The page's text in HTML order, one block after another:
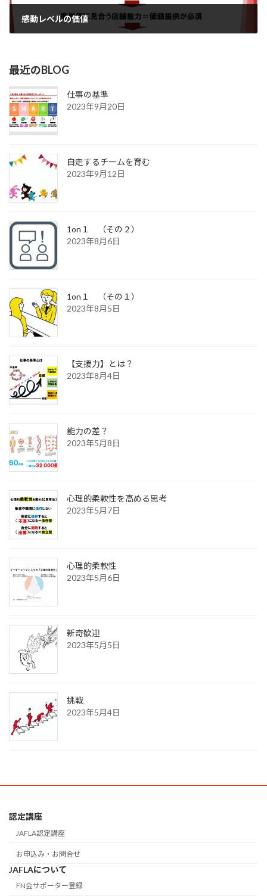
感動レベルの価値
最近のBLOG
仕事の基準
2023年9月20日
自走するチームを育む
2023年9月12日
1on１ （その２）
2023年8月6日
1on１ （その１）
2023年8月5日
【支援力】とは？
2023年8月4日
能力の差？
2023年5月8日
心理的柔軟性を高める思考
2023年5月7日
心理的柔軟性
2023年5月6日
新奇歓迎
2023年5月5日
挑戦
2023年5月4日
認定講座
JAFLA認定講座
お申込み・お問合せ
JAFLAについて
FN会サポーター登録